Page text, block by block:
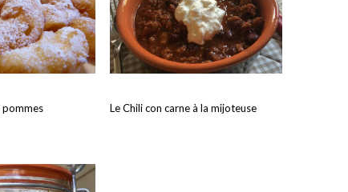
pommes Le Chili con carne à la mijoteuse